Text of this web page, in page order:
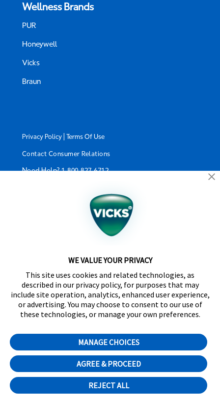
Wellness Brands
PUR
Honeywell
Vicks
Braun
Privacy Policy Terms Of Use
Contact Consumer Relations
Need Help?1-800-827-6712
©2024 Kaz USA, Inc., a Helen of Troy Company. The
products depicted on this site are manufactured by
Comfortflex®, SpeedRead™, Fever InSight® and
DigitalPlus® are trademarks of Helen of Troy Limited.
Certain trademarks used under license from The
Procter & Gamble Company or its affiliates.
Company, 6700 Century Avenue, Suite 210,
Mississauga, ON L5N 6A4
WE VALUE YOUR PRIVACY
This site uses cookies and related technologies, as
described in our privacy policy, for purposes that may
include site operation, analytics, enhanced user experience,
or advertising. You may choose to consent to our use of
these technologies, or manage your own preferences.
MANAGE CHOICES
AGREE & PROCEED
REJECT ALL
Cookie Preferences
English(Anglais)
Français